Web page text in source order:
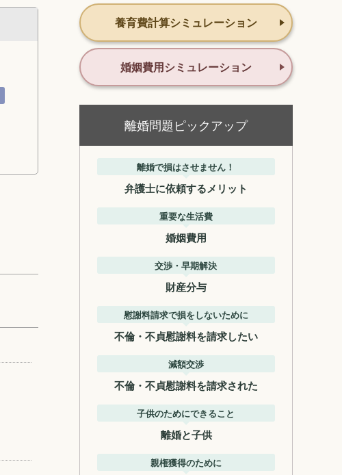
養育費計算シミュレーション
婚姻費用シミュレーション
離婚問題ピックアップ
離婚で損はさせません！
弁護士に依頼するメリット
重要な生活費
婚姻費用
交渉・早期解決
財産分与
慰謝料請求で損をしないために
不倫・不貞慰謝料を請求したい
減額交渉
不倫・不貞慰謝料を請求された
子供のためにできること
離婚と子供
親権獲得のために